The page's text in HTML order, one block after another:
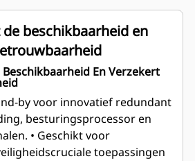
beschikbaarheid en
En Verzekert
besturingsprocessor en
• Geschikt voor
toepassingen